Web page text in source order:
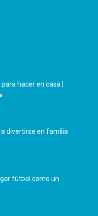
hacer en casa |
divertirse en familia
fútbol como un